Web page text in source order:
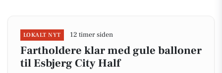
LOKALT NYT 12 timer siden
Fartholdere klar med gule balloner
til Esbjerg City Half